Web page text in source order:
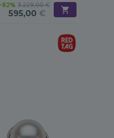
-82% 3.229,00 €
595,00 €